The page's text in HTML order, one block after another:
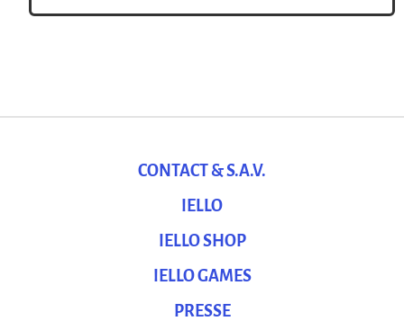
Facebook Le Dilemme du Roi, dans lequel des
CONTACT & S.A.V.
IELLO
IELLO SHOP
IELLO GAMES
PRESSE